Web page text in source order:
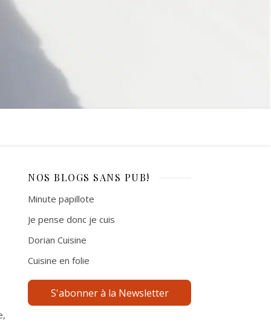
NOS BLOGS SANS PUB!
Minute papillote
Je pense donc je cuis
Dorian Cuisine
Cuisine en folie
S'abonner à la Newsletter